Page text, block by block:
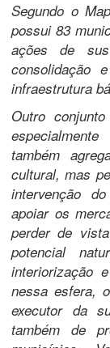
Segundo o
possui 83
ações de
consolidação
infraestrutura
Outro
também
cultural, mas
intervenção
apoiar os
perder de
potencial
interiorização
nessa esfera,
executor da
também de